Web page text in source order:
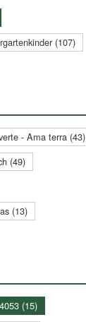
(107)
- Ama terra (43)
(49)
(13)
4053 (15)